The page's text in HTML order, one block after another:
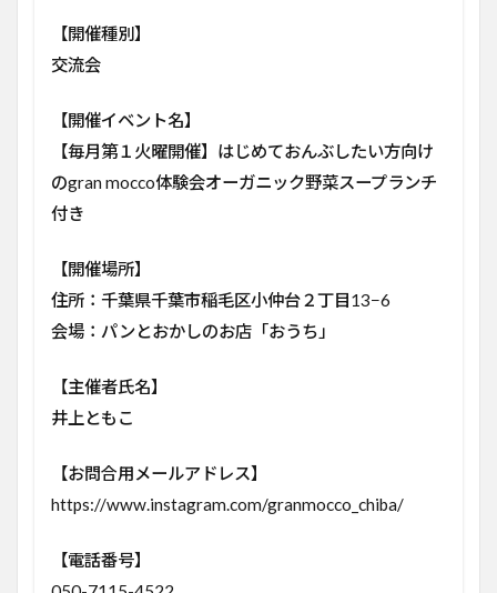
【開催種別】
交流会
【開催イベント名】
【毎月第１火曜開催】はじめておんぶしたい方向け
のgran mocco体験会オーガニック野菜スープランチ
付き
【開催場所】
住所：千葉県千葉市稲毛区小仲台２丁目13−6
会場：パンとおかしのお店「おうち」
【主催者氏名】
井上ともこ
【お問合用メールアドレス】
https://www.instagram.com/granmocco_chiba/
【電話番号】